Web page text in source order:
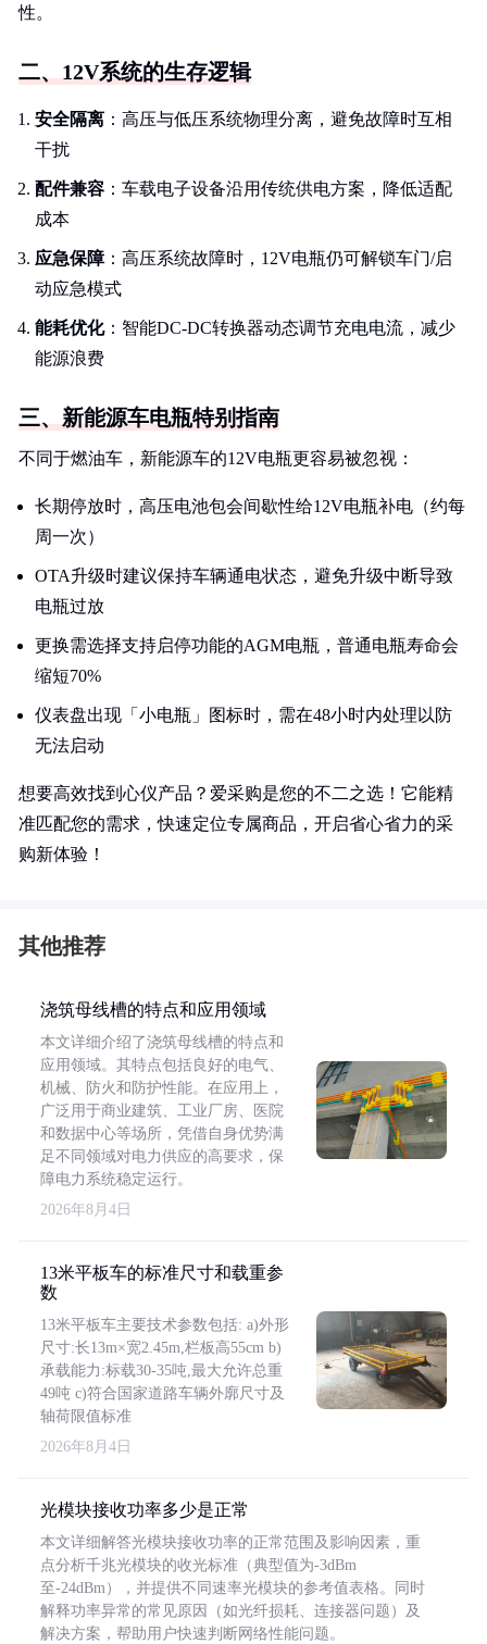
性。
二、12V系统的生存逻辑
安全隔离 ：高压与低压系统物理分离，避免故障时互相
干扰
配件兼容 ：车载电子设备沿用传统供电方案，降低适配
成本
应急保障：高压系统故障时，12V电瓶仍可解锁车门/启
动应急模式
能耗优化：智能DC-DC转换器动态调节充电电流，减少
能源浪费
三、新能源车电瓶特别指南
不同于燃油车，新能源车的12V电瓶更容易被忽视：
长期停放时，高压电池包会间歇性给12V电瓶补电（约每
周一次）
OTA升级时建议保持车辆通电状态，避免升级中断导致
电瓶过放
更换需选择支持启停功能的AGM电瓶，普通电瓶寿命会
缩短70%
仪表盘出现「小电瓶」图标时，需在48小时内处理以防
无法启动
想要高效找到心仪产品？爱采购是您的不二之选！它能精
准匹配您的需求，快速定位专属商品，开启省心省力的采
购新体验！
其他推荐
浇筑母线槽的特点和应用领域
本文详细介绍了浇筑母线槽的特点和
应用领域。其特点包括良好的电气、
机械、防火和防护性能。在应用上，
广泛用于商业建筑、工业厂房、医院
和数据中心等场所，凭借自身优势满
足不同领域对电力供应的高要求，保
障电力系统稳定运行。
2026年8月4日
13米平板车的标准尺寸和载重参
数
13米平板车主要技术参数包括: a)外形
尺寸:长13m×宽2.45m,栏板高55cm b)
承载能力:标载30-35吨,最大允许总重
49吨 c)符合国家道路车辆外廓尺寸及
轴荷限值标准
2026年8月4日
光模块接收功率多少是正常
本文详细解答光模块接收功率的正常范围及影响因素，重
点分析千兆光模块的收光标准（典型值为-3dBm
至-24dBm），并提供不同速率光模块的参考值表格。同时
解释功率异常的常见原因（如光纤损耗、连接器问题）及
解决方案，帮助用户快速判断网络性能问题。